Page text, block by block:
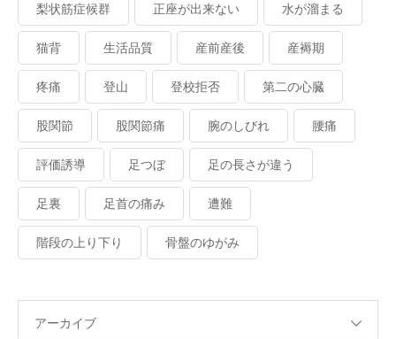
梨状筋症候群 正座が出来ない 水が溜まる
猫背 生活品質 産前産後 産褥期
疼痛 登山 登校拒否 第二の心臓
股関節 股関節痛 腕のしびれ 腰痛
評価誘導 足つぼ 足の長さが違う
足裏 足首の痛み 遭難
階段の上り下り 骨盤のゆがみ
アーカイブ